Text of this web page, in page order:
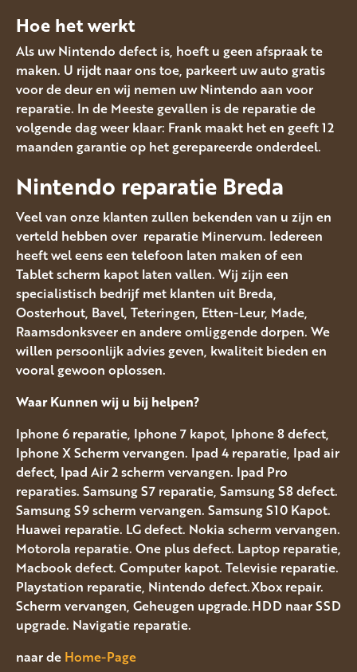
Hoe het werkt
Als uw Nintendo defect is, hoeft u geen afspraak te
maken. U rijdt naar ons toe, parkeert uw auto gratis
voor de deur en wij nemen uw Nintendo aan voor
reparatie. In de Meeste gevallen is de reparatie de
volgende dag weer klaar: Frank maakt het en geeft 12
maanden garantie op het gerepareerde onderdeel.
Nintendo reparatie Breda
Veel van onze klanten zullen bekenden van u zijn en
verteld hebben over reparatie Minervum. Iedereen
heeft wel eens een telefoon laten maken of een
Tablet scherm kapot laten vallen. Wij zijn een
specialistisch bedrijf met klanten uit Breda,
Oosterhout, Bavel, Teteringen, Etten-Leur, Made,
Raamsdonksveer en andere omliggende dorpen. We
willen persoonlijk advies geven, kwaliteit bieden en
vooral gewoon oplossen.
Waar Kunnen wij u bij helpen?
Iphone 6 reparatie, Iphone 7 kapot, Iphone 8 defect,
Iphone X Scherm vervangen. Ipad 4 reparatie, Ipad air
defect, Ipad Air 2 scherm vervangen. Ipad Pro
reparaties. Samsung S7 reparatie, Samsung S8 defect.
Samsung S9 scherm vervangen. Samsung S10 Kapot.
Huawei reparatie. LG defect. Nokia scherm vervangen.
Motorola reparatie. One plus defect. Laptop reparatie,
Macbook defect. Computer kapot. Televisie reparatie.
Playstation reparatie, Nintendo defect.Xbox repair.
Scherm vervangen, Geheugen upgrade.HDD naar SSD
upgrade. Navigatie reparatie.
naar de Home-Page